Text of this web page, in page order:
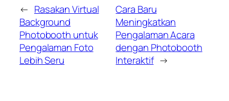
← Rasakan Virtual
Background
Photobooth untuk
Pengalaman Foto
Lebih Seru
Cara Baru
Meningkatkan
Pengalaman Acara
dengan Photobooth
Interaktif →